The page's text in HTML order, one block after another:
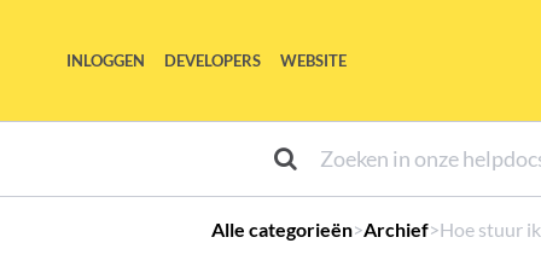
INLOGGEN DEVELOPERS WEBSITE
Alle categorieën​>​​Archief​>​ Hoe stuur